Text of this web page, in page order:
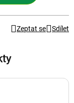
Zeptat se Sdílet